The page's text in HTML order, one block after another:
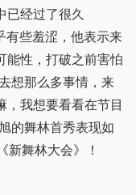
已经过了很久
有些羞涩，他表示来
能性，打破之前害怕
想那么多事情，来
，我想要看看在节目
的舞林首秀表现如
新舞林大会》！